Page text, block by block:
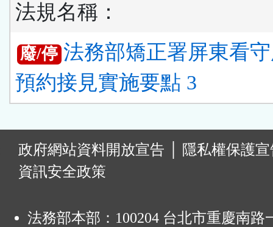
法規名稱：
廢/停 法務部矯正署屏東看
預約接見實施要點 3
政府網站資料開放宣告
隱私權保護
資訊安全政策
法務部本部：100204 台北市重慶南路